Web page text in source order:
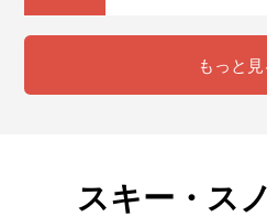
00まで申込可能です。
JR（宿泊）
もっと見
スキー・ス